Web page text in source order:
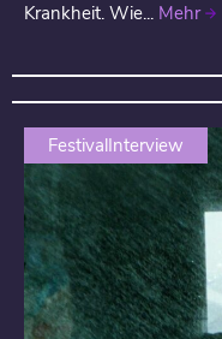
Krankheit. Wie... Mehr
FestivalInterview